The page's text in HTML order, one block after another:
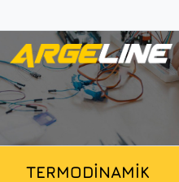
TERMODİNAMİK